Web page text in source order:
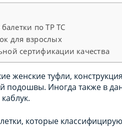
по ТР ТС
для взрослых
сертификации качества
женские туфли,
подошвы. Иногда также в
которые